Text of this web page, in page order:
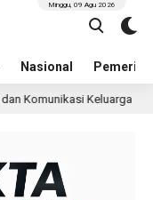
Nasional
Minggu, 09 Agu 2026
1 hari lalu KKN Undip